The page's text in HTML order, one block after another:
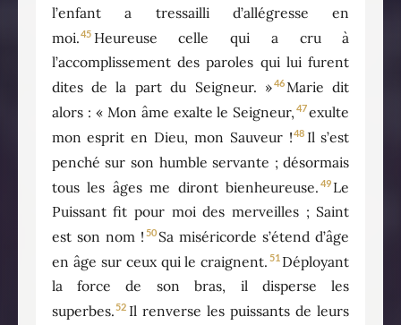
l’enfant a tressailli d’allégresse en
moi.45 Heureuse celle qui a cru à
l’accomplissement des paroles qui lui furent
dites de la part du Seigneur. »46Marie dit
alors : « Mon âme exalte le Seigneur, 47exulte
mon esprit en Dieu, mon Sauveur !48 Il s’est
penché sur son humble servante ; désormais
tous les âges me diront bienheureuse. 49 Le
Puissant fit pour moi des merveilles ; Saint
est son nom ! 50 Sa miséricorde s’étend d’âge
en âge sur ceux qui le craignent. 51 Déployant
la force de son bras, il disperse les
superbes.52 Il renverse les puissants de leurs